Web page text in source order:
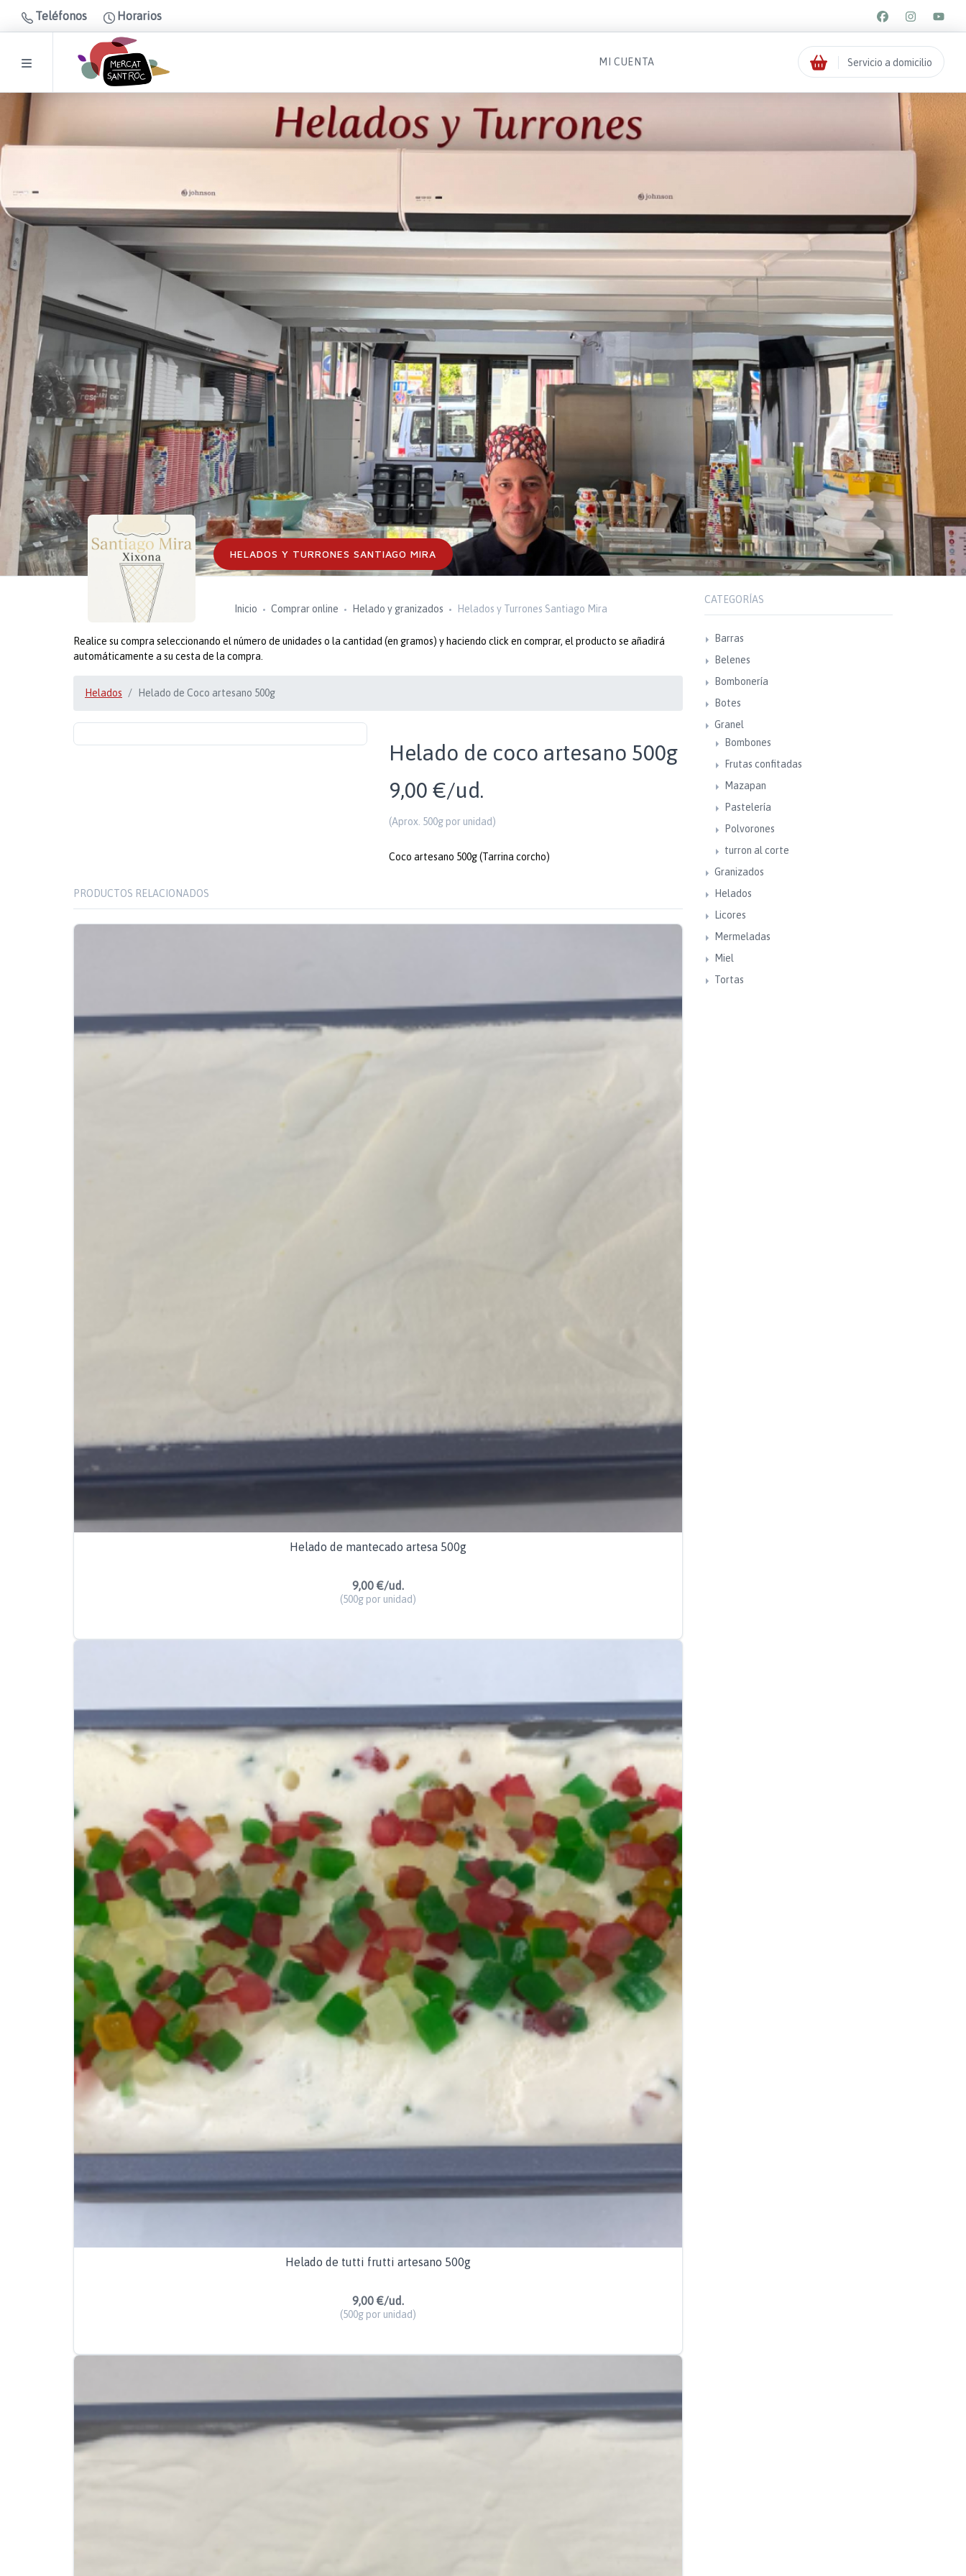
Teléfonos Horarios
MI CUENTA Servicio a domicilio
HELADOS Y TURRONES SANTIAGO MIRA
Inicio Comprar online Helado y granizados Helados y Turrones Santiago Mira
Realice su compra seleccionando el número de unidades o la cantidad (en gramos) y haciendo click en comprar, el producto se añadirá
automáticamente a su cesta de la compra.
Helados Helado de Coco artesano 500g
Helado de coco artesano 500g
9,00 €/ud.
(Aprox. 500g por unidad)
Coco artesano 500g (Tarrina corcho)
PRODUCTOS RELACIONADOS
Helado de mantecado artesa 500g
9,00 €/ud.
(500g por unidad)
Helado de tutti frutti artesano 500g
9,00 €/ud.
(500g por unidad)
CATEGORÍAS
Barras
Belenes
Bombonería
Botes
Granel
Bombones
Frutas confitadas
Mazapan
Pastelería
Polvorones
turron al corte
Granizados
Helados
Licores
Mermeladas
Miel
Tortas